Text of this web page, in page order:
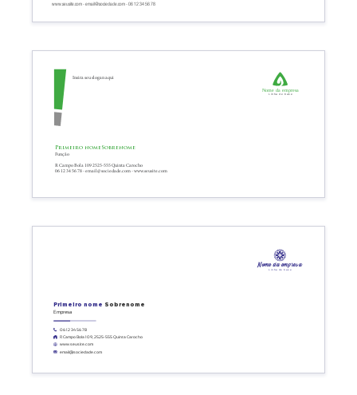
www.seusite.com - email@sociedade.com - 06 12 34 56 78
06 12 34 56 78 - email@sociedade.com - www.seusite.com
R Campo Bola 109 2525-555 Quinta Carocho
Primeiro nomeSobrenome
Função
Insira seu slogan aqui
Nome da empresa
Linha de base
email@sociedade.com
www.seusite.com
Empresa
06 12 34 56 78
R Campo Bola 109, 2525-555 Quinta Carocho
Primeiro nome Sobrenome
Nome da empresa
Linha de base